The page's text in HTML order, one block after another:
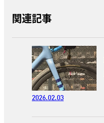
関連記事
2026.02.03